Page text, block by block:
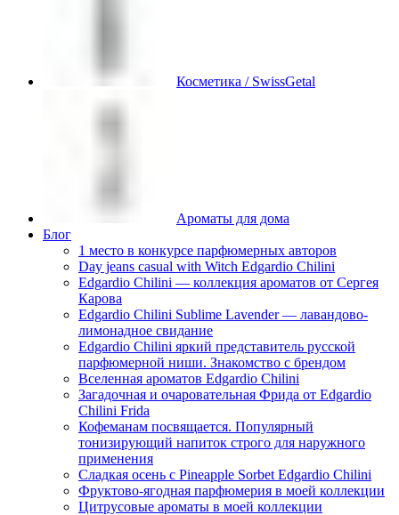
Косметика / SwissGetal
Ароматы для дома
Блог
1 место в конкурсе парфюмерных авторов
Day jeans casual with Witch Edgardio Chilini
Edgardio Chilini — коллекция ароматов от Сергея
Карова
Edgardio Chilini Sublime Lavender — лавандово-
лимонадное свидание
Edgardio Chilini яркий представитель русской
парфюмерной ниши. Знакомство с брендом
Вселенная ароматов Edgardio Chilini
Загадочная и очаровательная Фрида от Edgardio
Chilini Frida
Кофеманам посвящается. Популярный
тонизирующий напиток строго для наружного
применения
Сладкая осень с Pineapple Sorbet Edgardio Chilini
Фруктово-ягодная парфюмерия в моей коллекции
​Цитрусовые ароматы в моей коллекции